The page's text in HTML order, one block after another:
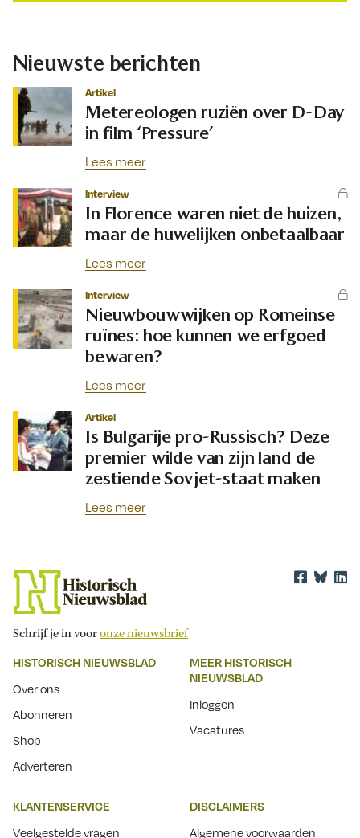
Nieuwste berichten
Artikel
Metereologen ruziën over D-Day
in film ‘Pressure’
Lees meer
Interview
In Florence waren niet de huizen,
maar de huwelijken onbetaalbaar
Lees meer
Interview
Nieuwbouwwijken op Romeinse
ruïnes: hoe kunnen we erfgoed
bewaren?
Lees meer
Artikel
Is Bulgarije pro-Russisch? Deze
premier wilde van zijn land de
zestiende Sovjet-staat maken
Lees meer
Schrijf je in vooronze nieuwsbrief
HISTORISCH NIEUWSBLAD
Over ons
Abonneren
Shop
Adverteren
MEER HISTORISCH
NIEUWSBLAD
Inloggen
Vacatures
KLANTENSERVICE
Veelgestelde vragen
DISCLAIMERS
Algemene voorwaarden